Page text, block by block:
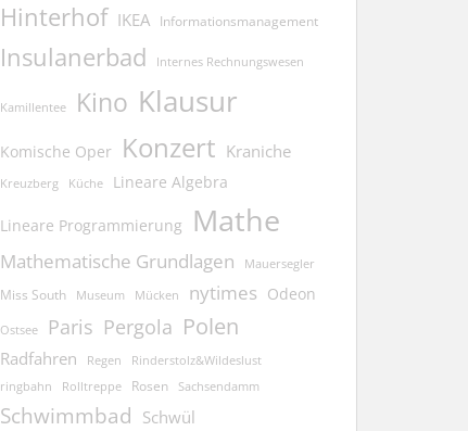
Hinterhof IKEA Informationsmanagement
Insulanerbad Internes Rechnungswesen
Kamillentee Kino Klausur
Komische Oper Konzert Kraniche
Kreuzberg Küche Lineare Algebra
Lineare Programmierung Mathe
Mathematische Grundlagen Mauersegler
Miss South Museum Mücken nytimes Odeon
Ostsee Paris Pergola Polen
Radfahren Regen Rinderstolz&Wildeslust
ringbahn Rolltreppe Rosen Sachsendamm
Schwimmbad Schwül